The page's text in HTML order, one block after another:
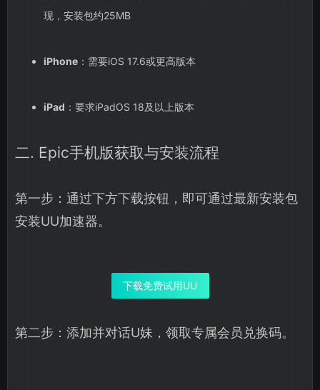
现，安装包约25MB
iPhone：需要iOS 17.6或更高版本
iPad ：要求iPadOS 18及以上版本
二. Epic手机版获取与安装流程
第一步：通过下方下载按钮，即可通过最新安装包
安装UU加速器。
下载免费试用UU
第二步：添加并对话U妹，领取专属会员兑换码。